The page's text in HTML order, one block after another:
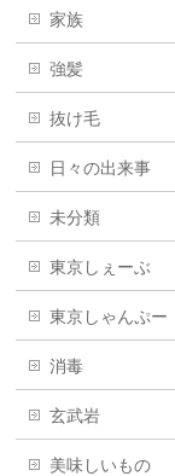
家族
強髪
抜け毛
日々の出来事
未分類
東京しぇーぶ
東京しゃんぷー
消毒
玄武岩
美味しいもの